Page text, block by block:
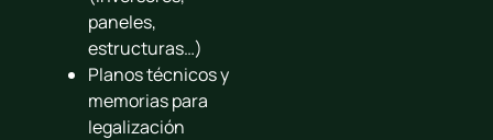
paneles,
estructuras…)
Planos técnicos y
memorias para
legalización